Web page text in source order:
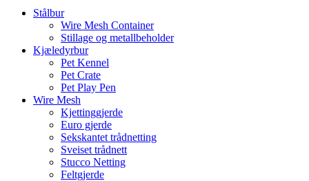
Stålbur
Wire Mesh Container
Stillage og metallbeholder
Kjæledyrbur
Pet Kennel
Pet Crate
Pet Play Pen
Wire Mesh
Kjettinggjerde
Euro gjerde
Sekskantet trådnetting
Sveiset trådnett
Stucco Netting
Feltgjerde